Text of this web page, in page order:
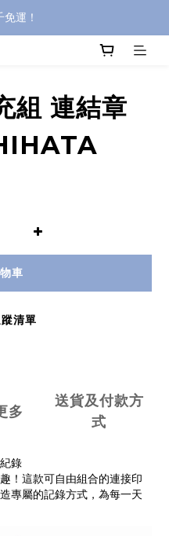
運！
收出貨通知
組 連結章
車
清單
多
送貨及付款方
式
錄
！這款可自由組合的連接印
專屬的記錄方式，為每一天